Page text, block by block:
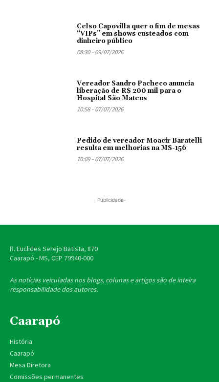
Celso Capovilla quer o fim de mesas
“VIPs” em shows custeados com
dinheiro público
08:30 - 09/07/2026
Vereador Sandro Pacheco anuncia
liberação de R$ 200 mil para o
Hospital São Mateus
10:58 - 07/07/2026
Pedido de vereador Moacir Baratelli
resulta em melhorias na MS-156
10:09 - 07/07/2026
- Publicidade-
R. Euclides Serejo Batista, 870
Caarapó - MS, CEP 79940-000
As notícias veiculadas nos blogs, colunas e artigos são de inteira
responsabilidade dos autores.
Caarapó
História
Caarapó
Mesa Diretora
Comissões permanentes